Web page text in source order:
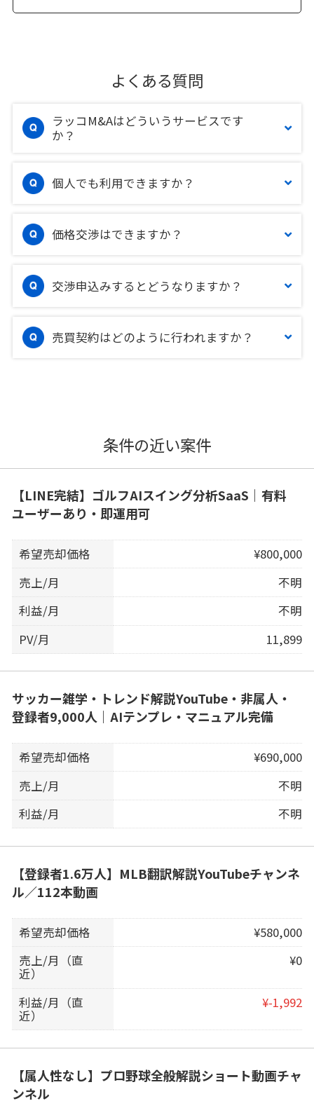
よくある質問
ラッコM&Aはどういうサービスです
か？
個人でも利用できますか？
価格交渉はできますか？
交渉申込みするとどうなりますか？
売買契約はどのように行われますか？
条件の近い案件
【LINE完結】ゴルフAIスイング分析SaaS｜有料
ユーザーあり・即運用可
希望売却価格
¥800,000
売上/月
不明
利益/月
不明
PV/月
11,899
サッカー雑学・トレンド解説YouTube・非属人・
登録者9,000人｜AIテンプレ・マニュアル完備
希望売却価格
¥690,000
売上/月
不明
利益/月
不明
【登録者1.6万人】MLB翻訳解説YouTubeチャンネ
ル／112本動画
希望売却価格
¥580,000
売上/月（直
近）
¥0
利益/月（直
近）
¥-1,992
【属人性なし】プロ野球全般解説ショート動画チャ
ンネル